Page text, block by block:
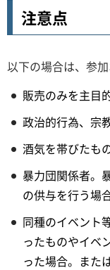
注意点
以下の場合は、参
販売のみを主目
政治的行為、宗
酒気を帯びたも
暴力団関係者。
の供与を行う場
同種のイベント
ったものやイベ
った場合。また